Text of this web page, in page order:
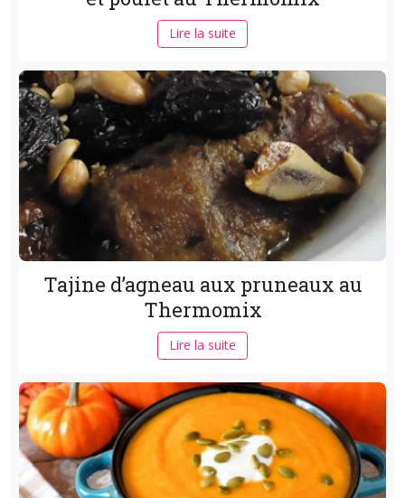
Lire la suite
Tajine d’agneau aux pruneaux au
Thermomix
Lire la suite